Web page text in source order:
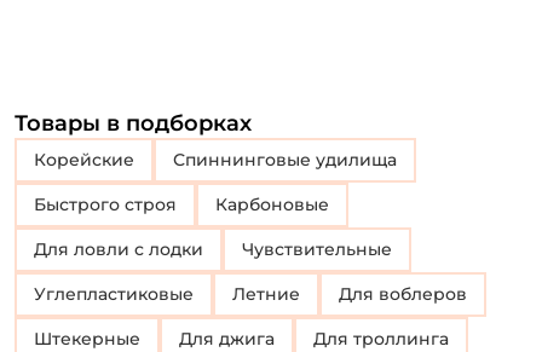
Товары в подборках
Корейские Спиннинговые удилища
Быстрого строя Карбоновые
Для ловли с лодки Чувствительные
Углепластиковые Летние Для воблеров
Штекерные Для джига Для троллинга